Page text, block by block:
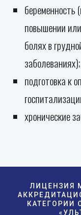
беременность
повышении
болях в
заболеваниях);
подготовка к
хронические
ЛИЦЕНЗИЯ
КАТЕГОРИИ